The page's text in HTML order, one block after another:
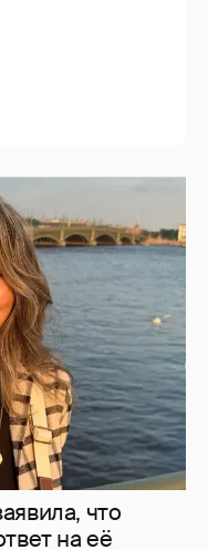
что
на её